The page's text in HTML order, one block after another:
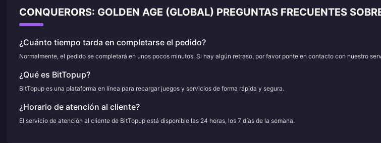
CONQUERORS: GOLDEN AGE (GLOBAL) PREGUNTAS FRECUENTES
¿Cuánto tiempo tarda en completarse el pedido?
Normalmente, el pedido se completará en unos pocos minutos. Si hay algún retraso, por favor ponte en contacto con nuestro
¿Qué es BitTopup?
BitTopup es una plataforma en línea para recargar juegos y servicios de forma rápida y segura.
¿Horario de atención al cliente?
El servicio de atención al cliente de BitTopup está disponible las 24 horas, los 7 días de la semana.